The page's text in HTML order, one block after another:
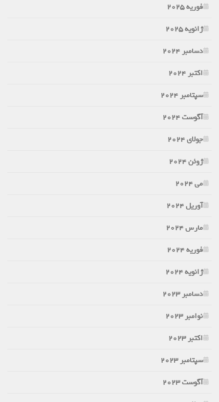
فوریه 2025
ژانویه 2025
دسامبر 2024
اکتبر 2024
سپتامبر 2024
آگوست 2024
جولای 2024
ژوئن 2024
می 2024
آوریل 2024
مارس 2024
فوریه 2024
ژانویه 2024
دسامبر 2023
نوامبر 2023
اکتبر 2023
سپتامبر 2023
آگوست 2023